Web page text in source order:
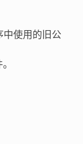
中使用的旧公